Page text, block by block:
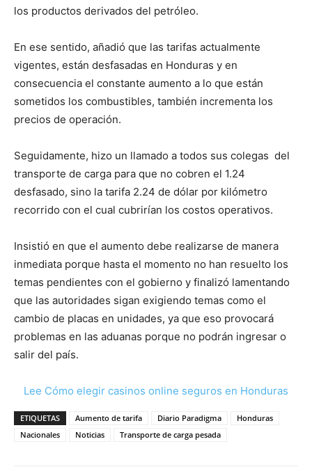
los productos derivados del petróleo.
En ese sentido, añadió que las tarifas actualmente
vigentes, están desfasadas en Honduras y en
consecuencia el constante aumento a lo que están
sometidos los combustibles, también incrementa los
precios de operación.
Seguidamente, hizo un llamado a todos sus colegas del
transporte de carga para que no cobren el 1.24
desfasado, sino la tarifa 2.24 de dólar por kilómetro
recorrido con el cual cubrirían los costos operativos.
Insistió en que el aumento debe realizarse de manera
inmediata porque hasta el momento no han resuelto los
temas pendientes con el gobierno y finalizó lamentando
que las autoridades sigan exigiendo temas como el
cambio de placas en unidades, ya que eso provocará
problemas en las aduanas porque no podrán ingresar o
salir del país.
Lee Cómo elegir casinos online seguros en Honduras
ETIQUETAS Aumento de tarifa Diario Paradigma
Honduras
Nacionales
Noticias Transporte de carga pesada